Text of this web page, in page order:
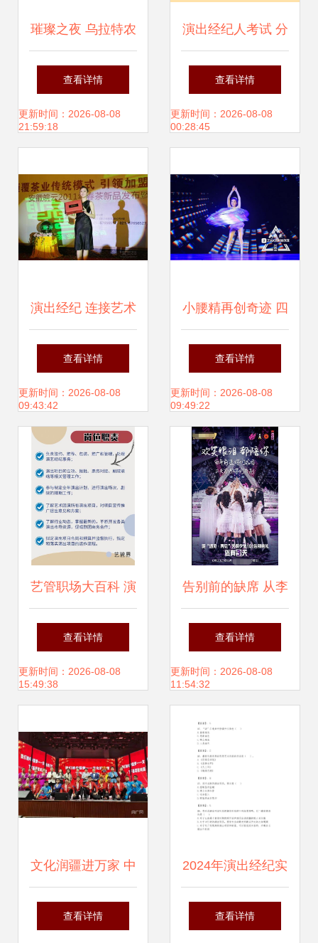
璀璨之夜 乌拉特农
商行晚会盛典，水
晶乐坊与海阔同达
查看详情
更新时间：2026-08-08
21:59:18
演出经纪人考试 分
数线解析与备考指
南
查看详情
更新时间：2026-08-08
00:28:45
演出经纪 连接艺术
与市场的桥梁
查看详情
更新时间：2026-08-08
09:43:42
小腰精再创奇迹 四
刷吉尼斯世界纪
录，305个呼啦圈
同时转动震撼世界
查看详情
更新时间：2026-08-08
09:49:22
艺管职场大百科 演
出经纪——艺术与
商业的桥梁
查看详情
更新时间：2026-08-08
15:49:38
告别前的缺席 从李
紫婷事件看演出经
纪背后的艺人权益
查看详情
更新时间：2026-08-08
11:54:32
文化润疆进万家 中
国精品杂技艺术闪
查看详情
2024年演出经纪实
务全真模拟考试试
查看详情